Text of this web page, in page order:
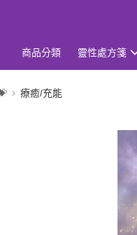
商品分類 靈性處方箋
療癒/充能